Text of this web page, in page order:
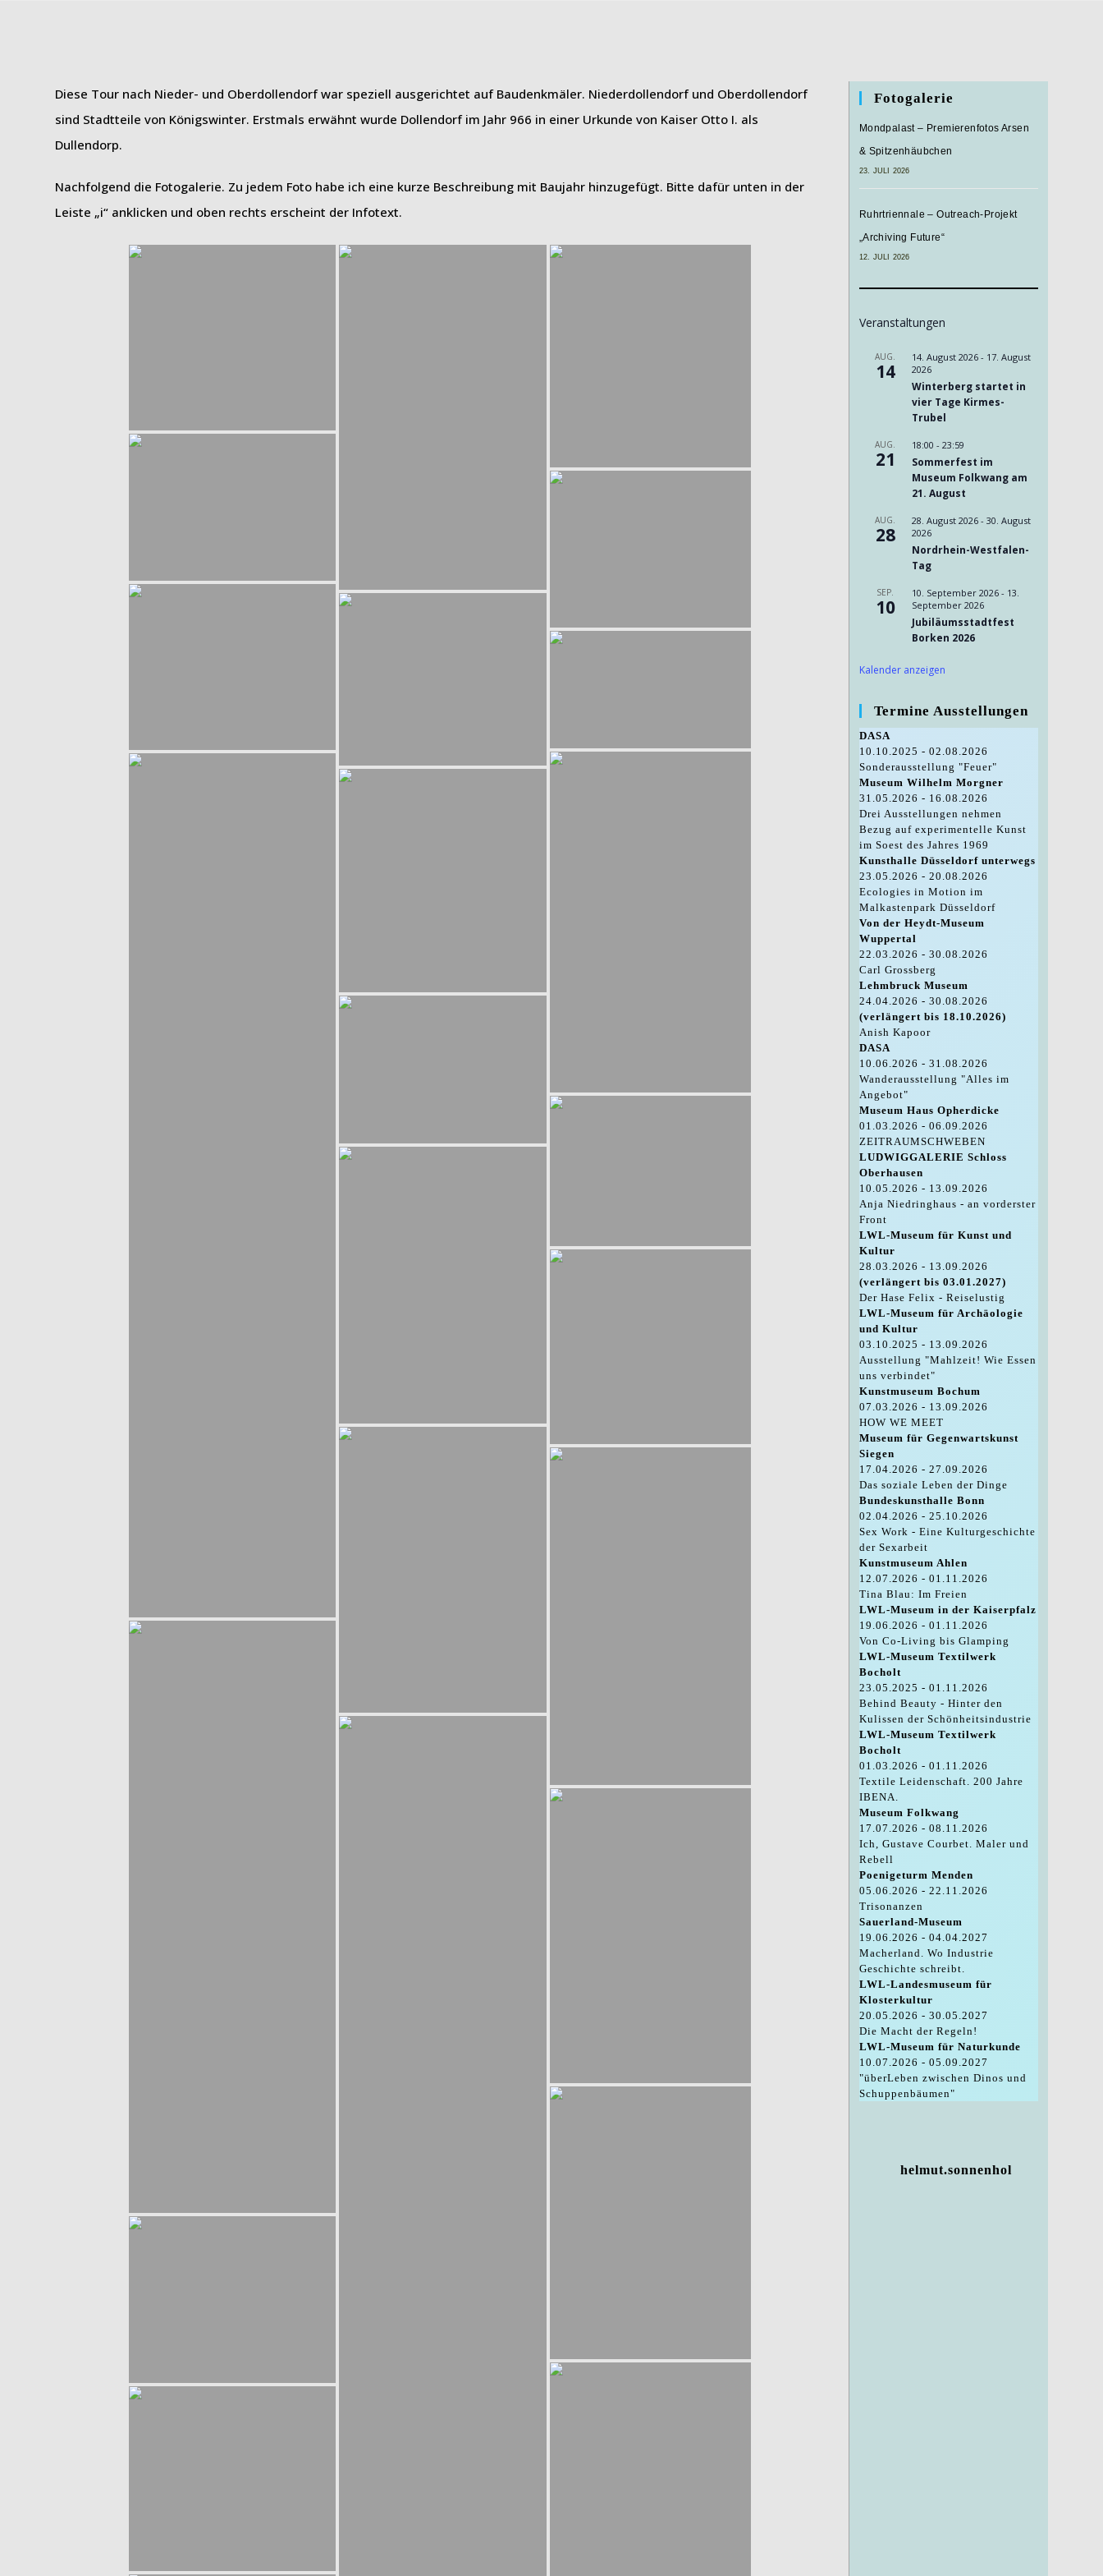
Diese Tour nach Nieder- und Oberdollendorf war speziell ausgerichtet auf Baudenkmäler. Niederdollendorf und Oberdollendorf
sind Stadtteile von Königswinter. Erstmals erwähnt wurde Dollendorf im Jahr 966 in einer Urkunde von Kaiser Otto I. als
Dullendorp.
Nachfolgend die Fotogalerie. Zu jedem Foto habe ich eine kurze Beschreibung mit Baujahr hinzugefügt. Bitte dafür unten in der
Leiste „i“ anklicken und oben rechts erscheint der Infotext.
Fotogalerie
Mondpalast – Premierenfotos Arsen
& Spitzenhäubchen
23. JULI 2026
Ruhrtriennale – Outreach-Projekt
„Archiving Future“
12. JULI 2026
Veranstaltungen
AUG.
14
14. August 2026- 17. August
2026
Winterberg startet in
vier Tage Kirmes-
Trubel
AUG.
21
18:00 - 23:59
Sommerfest im
Museum Folkwang am
21. August
AUG.
28
28. August 2026- 30. August
2026
Nordrhein-Westfalen-
Tag
SEP.
10
10. September 2026- 13.
September 2026
Jubiläumsstadtfest
Borken 2026
Kalender anzeigen
Termine Ausstellungen
DASA
10.10.2025 - 02.08.2026
Sonderausstellung "Feuer"
Museum Wilhelm Morgner
31.05.2026 - 16.08.2026
Drei Ausstellungen nehmen
Bezug auf experimentelle Kunst
im Soest des Jahres 1969
Kunsthalle Düsseldorf unterwegs
23.05.2026 - 20.08.2026
Ecologies in Motion im
Malkastenpark Düsseldorf
Von der Heydt-Museum
Wuppertal
22.03.2026 - 30.08.2026
Carl Grossberg
Lehmbruck Museum
24.04.2026 - 30.08.2026
(verlängert bis 18.10.2026)
Anish Kapoor
DASA
10.06.2026 - 31.08.2026
Wanderausstellung "Alles im
Angebot"
Museum Haus Opherdicke
01.03.2026 - 06.09.2026
ZEITRAUMSCHWEBEN
LUDWIGGALERIE Schloss
Oberhausen
10.05.2026 - 13.09.2026
Anja Niedringhaus - an vorderster
Front
LWL-Museum für Kunst und
Kultur
28.03.2026 - 13.09.2026
(verlängert bis 03.01.2027)
Der Hase Felix - Reiselustig
LWL-Museum für Archäologie
und Kultur
03.10.2025 - 13.09.2026
Ausstellung "Mahlzeit! Wie Essen
uns verbindet"
Kunstmuseum Bochum
07.03.2026 - 13.09.2026
HOW WE MEET
Museum für Gegenwartskunst
Siegen
17.04.2026 - 27.09.2026
Das soziale Leben der Dinge
Bundeskunsthalle Bonn
02.04.2026 - 25.10.2026
Sex Work - Eine Kulturgeschichte
der Sexarbeit
Kunstmuseum Ahlen
12.07.2026 - 01.11.2026
Tina Blau: Im Freien
LWL-Museum in der Kaiserpfalz
19.06.2026 - 01.11.2026
Von Co-Living bis Glamping
LWL-Museum Textilwerk
Bocholt
23.05.2025 - 01.11.2026
Behind Beauty - Hinter den
Kulissen der Schönheitsindustrie
LWL-Museum Textilwerk
Bocholt
01.03.2026 - 01.11.2026
Textile Leidenschaft. 200 Jahre
IBENA.
Museum Folkwang
17.07.2026 - 08.11.2026
Ich, Gustave Courbet. Maler und
Rebell
Poenigeturm Menden
05.06.2026 - 22.11.2026
Trisonanzen
Sauerland-Museum
19.06.2026 - 04.04.2027
Macherland. Wo Industrie
Geschichte schreibt.
LWL-Landesmuseum für
Klosterkultur
20.05.2026 - 30.05.2027
Die Macht der Regeln!
LWL-Museum für Naturkunde
10.07.2026 - 05.09.2027
"überLeben zwischen Dinos und
Schuppenbäumen"
helmut.sonnenhol